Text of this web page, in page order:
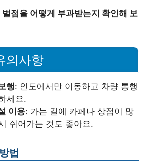
벌점을 어떻게 부과받는지 확인해 보
의사항
행: 인도에서만 이동하고 차량 통행
세요.
이용: 가는 길에 카페나 상점이 많
쉬어가는 것도 좋아요.
법